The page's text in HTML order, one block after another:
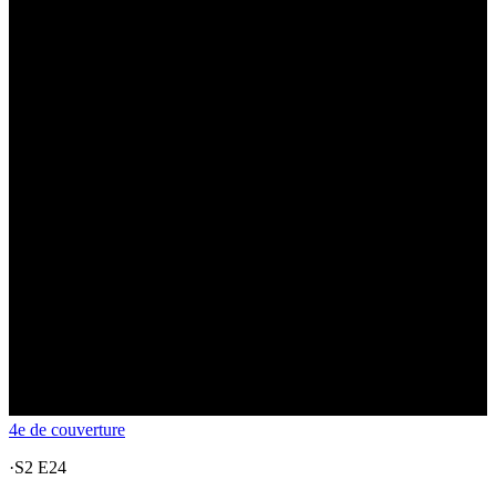
4e de couverture
·S2 E24